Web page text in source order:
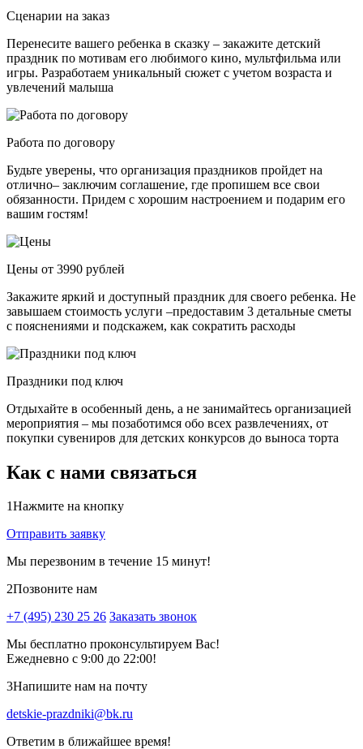
Сценарии на заказ
Перенесите вашего ребенка в сказку – закажите детский
праздник по мотивам его любимого кино, мультфильма или
игры. Разработаем уникальный сюжет с учетом возраста и
увлечений малыша
Работа по договору
Будьте уверены, что организация праздников пройдет на
отлично– заключим соглашение, где пропишем все свои
обязанности. Придем с хорошим настроением и подарим его
вашим гостям!
Цены от 3990 рублей
Закажите яркий и доступный праздник для своего ребенка. Не
завышаем стоимость услуги –предоставим 3 детальные сметы
с пояснениями и подскажем, как сократить расходы
Праздники под ключ
Отдыхайте в особенный день, а не занимайтесь организацией
мероприятия – мы позаботимся обо всех развлечениях, от
покупки сувениров для детских конкурсов до выноса торта
Как с нами связаться
1Нажмите на кнопку
Отправить заявку
Мы перезвоним в течение 15 минут!
2Позвоните нам
+7 (495) 230 25 26 Заказать звонок
Мы бесплатно проконсультируем Вас!
Ежедневно с 9:00 до 22:00!
3Напишите нам на почту
detskie-prazdniki@bk.ru
Ответим в ближайшее время!